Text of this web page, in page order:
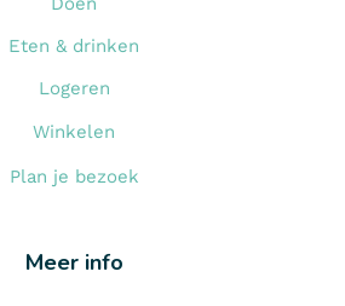
Eten & drinken
Logeren
Winkelen
Plan je bezoek
Meer info